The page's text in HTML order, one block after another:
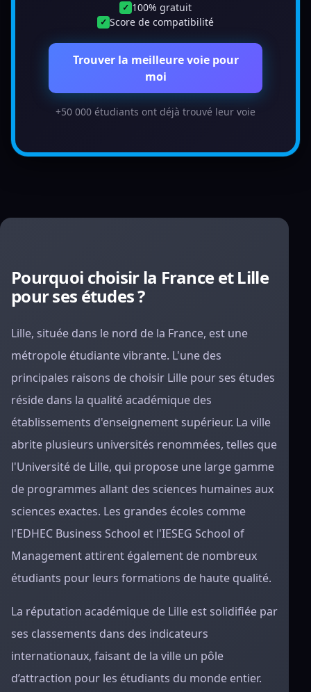
✓ 100% gratuit
✓ Score de compatibilité
Trouver la meilleure voie pour
moi
+50 000 étudiants ont déjà trouvé leur voie
Pourquoi choisir la France et Lille
pour ses études ?
Lille, située dans le nord de la France, est une
métropole étudiante vibrante. L'une des
principales raisons de choisir Lille pour ses études
réside dans la qualité académique des
établissements d'enseignement supérieur. La ville
abrite plusieurs universités renommées, telles que
l'Université de Lille, qui propose une large gamme
de programmes allant des sciences humaines aux
sciences exactes. Les grandes écoles comme
l'EDHEC Business School et l'IESEG School of
Management attirent également de nombreux
étudiants pour leurs formations de haute qualité.
La réputation académique de Lille est solidifiée par
ses classements dans des indicateurs
internationaux, faisant de la ville un pôle
d’attraction pour les étudiants du monde entier.